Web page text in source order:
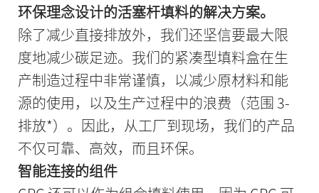
环保理念设计的活塞杆填料的解决方案。
除了减少直接排放外，我们还坚信要最大限
度地减少碳足迹。我们的紧凑型填料盒在生
产制造过程中非常谨慎，以减少原材料和能
源的使用，以及生产过程中的浪费（范围 3-
排放*）。因此，从工厂到现场，我们的产品
不仅可靠、高效，而且环保。
智能连接的组件